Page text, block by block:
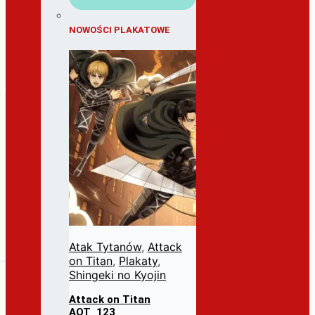
NOWOŚCI PLAKATOWE
Atak Tytanów, Attack
on Titan, Plakaty,
Shingeki no Kyojin
Attack on Titan
AOT_123